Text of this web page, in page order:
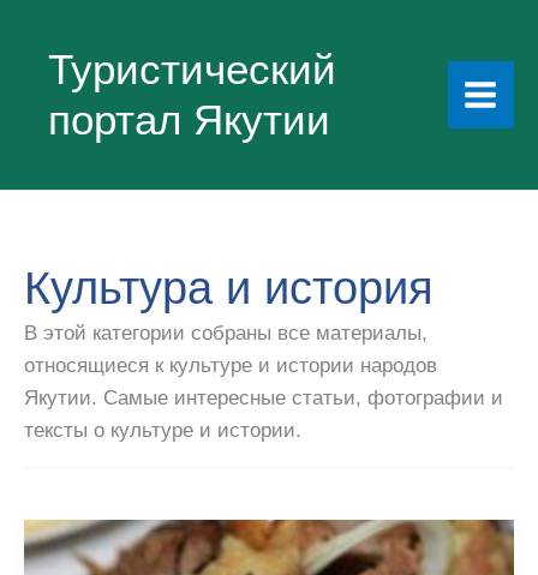
содержимому
Туристический
портал Якутии
Культура и история
В этой категории собраны все материалы,
относящиеся к культуре и истории народов
Якутии. Самые интересные статьи, фотографии и
тексты о культуре и истории.